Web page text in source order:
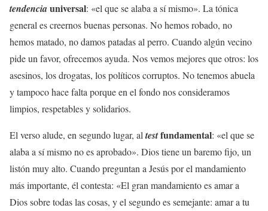
tendenciauniversal: «el que se alaba a sí mismo». La tónica
general es creernos buenas personas. No hemos robado, no
hemos matado, no damos patadas al perro. Cuando algún vecino
pide un favor, ofrecemos ayuda. Nos vemos mejores que otros: los
asesinos, los drogatas, los políticos corruptos. No tenemos abuela
y tampoco hace falta porque en el fondo nos consideramos
limpios, respetables y solidarios.
El verso alude, en segundo lugar, altestfundamental: «el que se
alaba a sí mismo no es aprobado». Dios tiene un baremo fijo, un
listón muy alto. Cuando preguntan a Jesús por el mandamiento
más importante, él contesta: «El gran mandamiento es amar a
Dios sobre todas las cosas, y el segundo es semejante: amar a tu